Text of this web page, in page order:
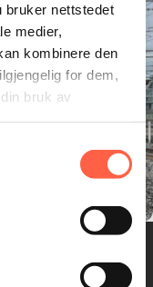
bruker nettstedet
medier,
kombinere den
for dem,
bruk av